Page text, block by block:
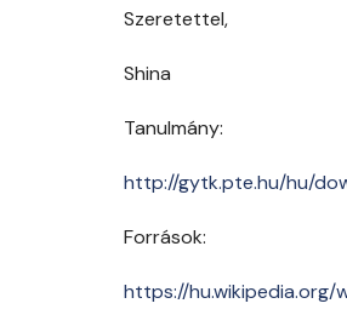
Szeretettel,
Shina
Tanulmány:
http://gytk.pte.hu/hu/
Források:
https://hu.wikipedia.org/